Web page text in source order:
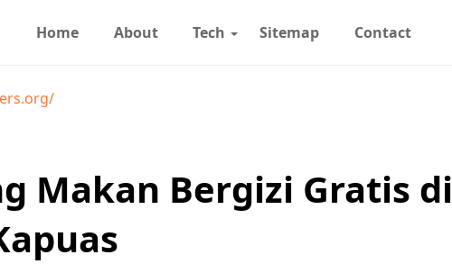
Home About Tech Sitemap Contact
Makan Bergizi Gratis di